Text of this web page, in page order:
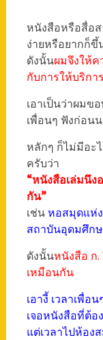
หนังสือหรือสื่อ
ง่ายหรือยากก็
ดังนั้นผมจึงให้ค
กับการให้บริกา
เอาเป็นว่าผมข
เพื่อนๆ ฟังก่อน
หลักๆ ก็ไม่มีอะ
ครับว่า
“หนังสือเล่มนึง
กัน”
เช่น หอสมุดแห่
สถาบันอุดมศึก
ดังนั้นหนังสือ ก.
เหมือนกัน
เอางี้ เวลาเพื่
เจอหนังสือที่ต้
แต่เวลาไปห้อง